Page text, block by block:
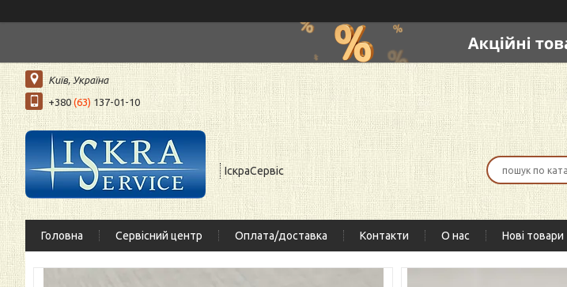
Київ, Україна
+380 (63) 137-01-10
ІскраСервіс
Головна Сервісний центр Оплата/доставка Контакти О нас Нові товари